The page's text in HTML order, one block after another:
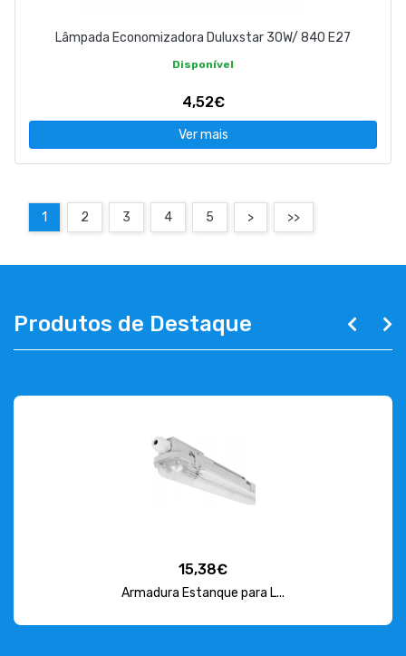
Lâmpada Economizadora Duluxstar 30W/ 840 E27
Disponível
4,52€
Ver mais
1 2 3 4 5 > >>
Produtos de Destaque
15,38€
Armadura Estanque para L...